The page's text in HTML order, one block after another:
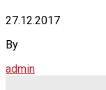
27.12.2017
By
admin